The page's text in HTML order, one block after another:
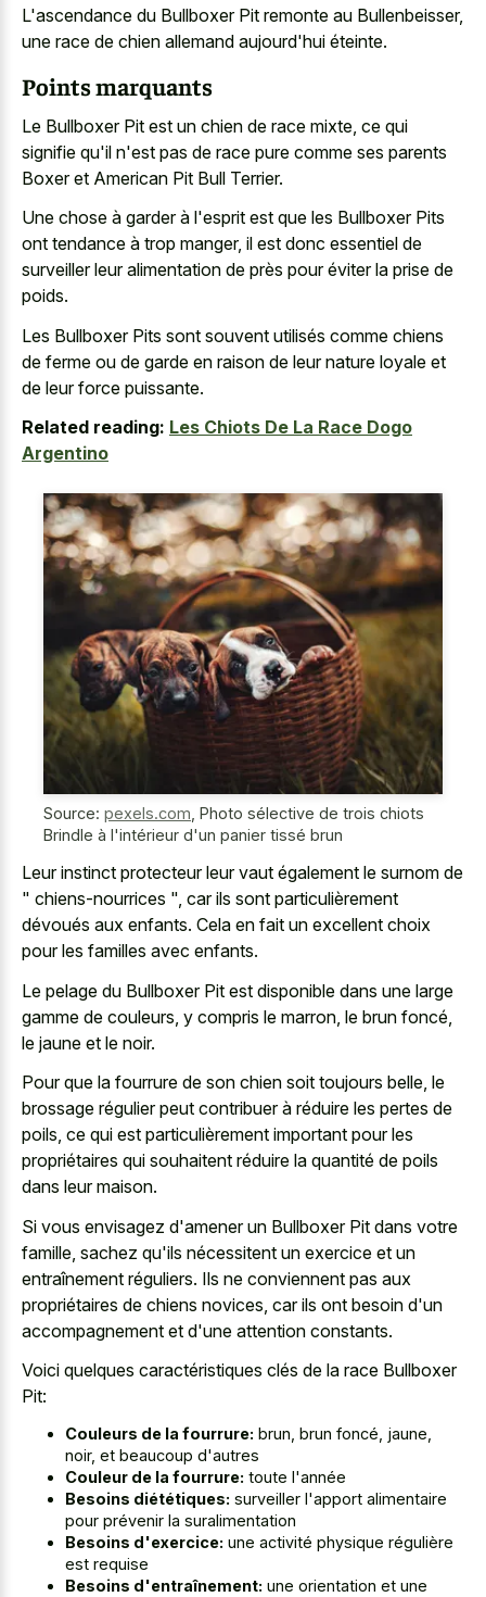
L'ascendance du Bullboxer Pit remonte au Bullenbeisser,
une race de chien allemand aujourd'hui éteinte.
Points marquants
Le Bullboxer Pit est un chien de race mixte, ce qui
signifie qu'il n'est pas de race pure comme ses parents
Boxer et American Pit Bull Terrier.
Une chose à garder à l'esprit est que les Bullboxer Pits
ont tendance à trop manger, il est donc essentiel de
surveiller leur alimentation de près pour éviter la prise de
poids.
Les Bullboxer Pits sont souvent utilisés comme chiens
de ferme ou de garde en raison de leur nature loyale et
de leur force puissante.
Related reading: Les Chiots De La Race Dogo
Argentino
Source: pexels.com Photo sélective de trois chiots
Brindle à l'intérieur d'un panier tissé brun
Leur instinct protecteur leur vaut également le surnom de
" chiens-nourrices ", car ils sont particulièrement
dévoués aux enfants. Cela en fait un excellent choix
pour les familles avec enfants.
Le pelage du Bullboxer Pit est disponible dans une large
gamme de couleurs, y compris le marron, le brun foncé,
le jaune et le noir.
Pour que la fourrure de son chien soit toujours belle, le
brossage régulier peut contribuer à réduire les pertes de
poils, ce qui est particulièrement important pour les
propriétaires qui souhaitent réduire la quantité de poils
dans leur maison.
Si vous envisagez d'amener un Bullboxer Pit dans votre
famille, sachez qu'ils nécessitent un exercice et un
entraînement réguliers. Ils ne conviennent pas aux
propriétaires de chiens novices, car ils ont besoin d'un
accompagnement et d'une attention constants.
Voici quelques caractéristiques clés de la race Bullboxer
Pit:
Couleurs de la fourrure: brun, brun foncé, jaune,
noir, et beaucoup d'autres
Couleur de la fourrure: toute l'année
Besoins diététiques: surveiller l'apport alimentaire
pour prévenir la suralimentation
Besoins d'exercice: une activité physique régulière
est requise
Besoins d'entraînement: une orientation et une